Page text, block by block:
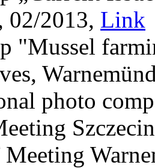
02/2013, Link
"Mussel
photo